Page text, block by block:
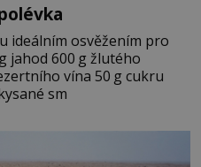
ideálním osvěžením pro
vína 50 g cukru
sm